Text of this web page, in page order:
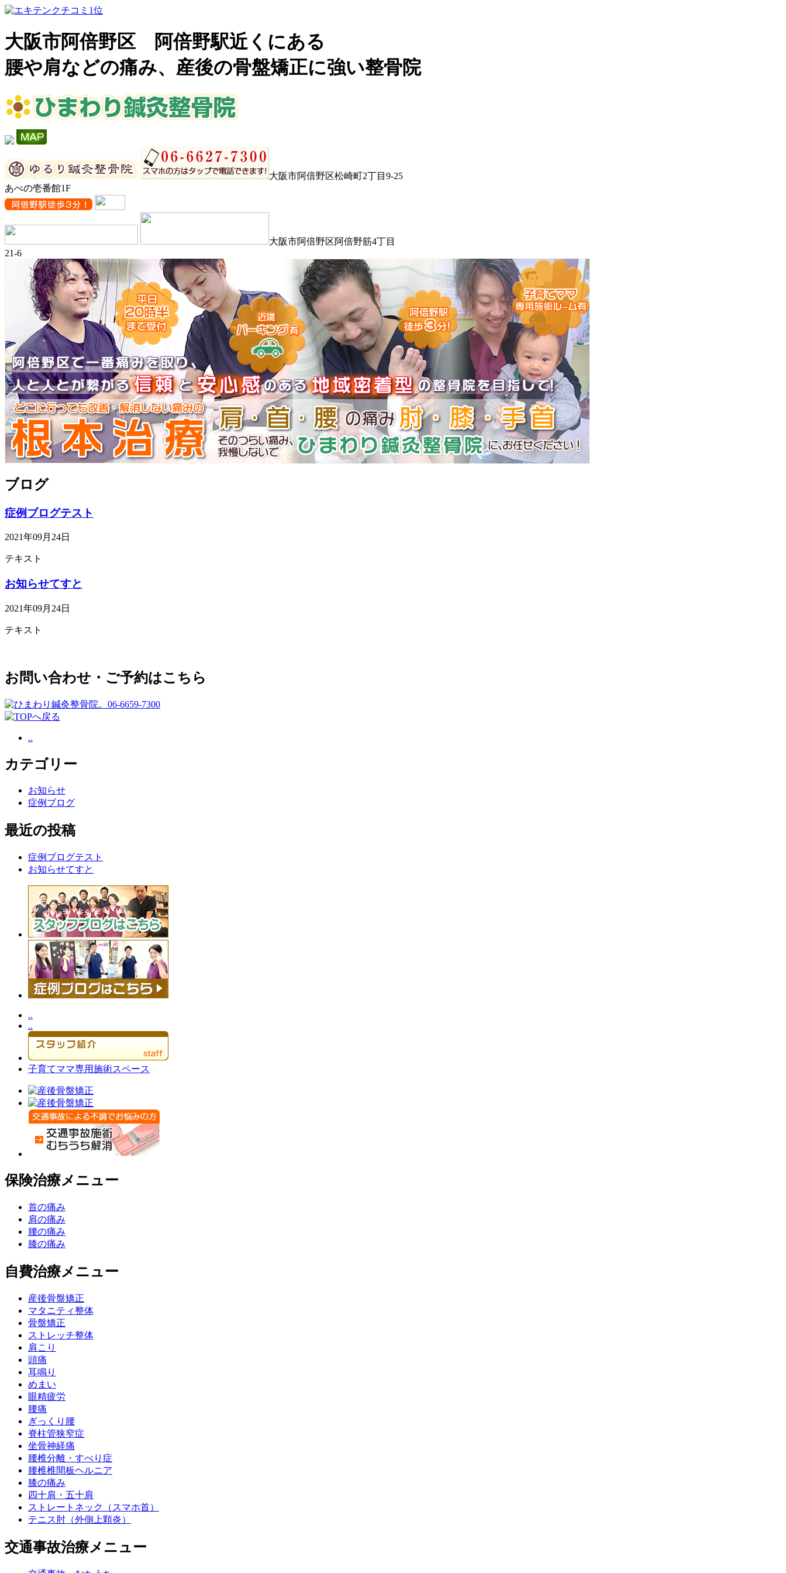
大阪市阿倍野区 阿倍野駅近くにある
腰や肩などの痛み、産後の骨盤矯正に強い整骨院
大阪市阿倍野区松崎町2丁目9-25
あべの壱番館1F
大阪市阿倍野区阿倍野筋4丁目
21-6
ブログ
症例ブログテスト
2021年09月24日
テキスト
お知らせてすと
2021年09月24日
テキスト
お問い合わせ・ご予約はこちら
..
カテゴリー
お知らせ
症例ブログ
最近の投稿
症例ブログテスト
お知らせてすと
..
..
子育てママ専用施術スペース
保険治療メニュー
首の痛み
肩の痛み
腰の痛み
膝の痛み
自費治療メニュー
産後骨盤矯正
マタニティ整体
骨盤矯正
ストレッチ整体
肩こり
頭痛
耳鳴り
めまい
眼精疲労
腰痛
ぎっくり腰
脊柱管狭窄症
坐骨神経痛
腰椎分離・すべり症
腰椎椎間板ヘルニア
膝の痛み
四十肩・五十肩
ストレートネック（スマホ首）
テニス肘（外側上顆炎）
交通事故治療メニュー